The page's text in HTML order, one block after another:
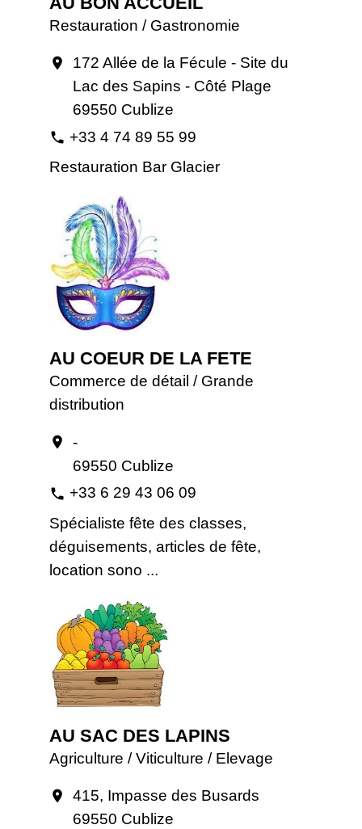
Restauration / Gastronomie
location_on
172 Allée de la Fécule - Site du
Lac des Sapins - Côté Plage
69550 Cublize
phone +33 4 74 89 55 99
Restauration Bar Glacier
AU COEUR DE LA FETE
Commerce de détail / Grande
distribution
location_on
-
69550 Cublize
phone +33 6 29 43 06 09
Spécialiste fête des classes,
déguisements, articles de fête,
location sono ...
AU SAC DES LAPINS
Agriculture / Viticulture / Elevage
location_on
415, Impasse des Busards
69550 Cublize